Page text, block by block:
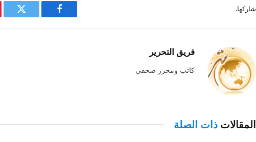
شاركها.
فيسبوك
تويتر
فريق التحرير
كاتب ومحرر صحفي
المقالاتذات الصلة